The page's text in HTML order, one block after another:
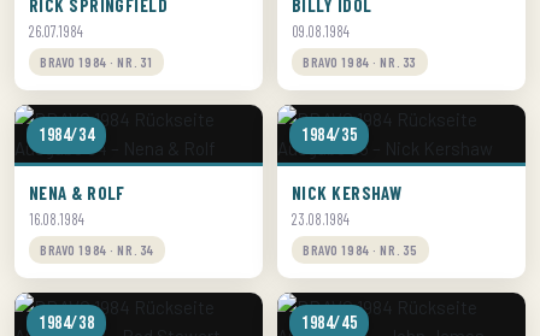
RICK SPRINGFIELD
26.07.1984
BRAVO 1984 · NR. 31
BILLY IDOL
09.08.1984
BRAVO 1984 · NR. 33
1984/34
NENA & ROLF
16.08.1984
BRAVO 1984 · NR. 34
1984/35
NICK KERSHAW
23.08.1984
BRAVO 1984 · NR. 35
1984/38 1984/45